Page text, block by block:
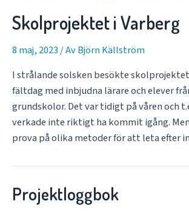
Skolprojektet i Varberg
8 maj, 2023/ AvBjörn Källström
I strålande solsken besökte
fältdag med inbjudna lärare och elever
grundskolor. Det var tidigt på våren och
verkade inte riktigt ha kommit igång.
prova på olika metoder för att leta efter
Projektloggbok